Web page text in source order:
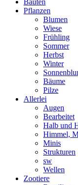
Bauten
Pflanzen
Blumen
Wiese
Frühling
Sommer
Herbst
Winter
Bäume
Pilze
Allerlei
Augen
Bearbeitet
Halb und
Himmel,
Minis
Strukturen
sw
Wellen
Zootiere